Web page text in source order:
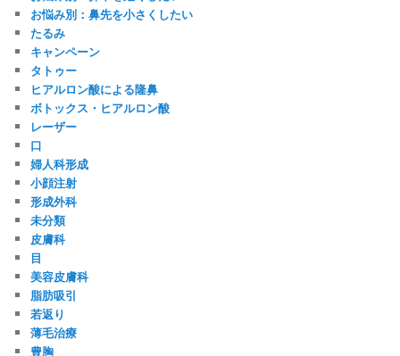
お悩み別：鼻先を小さくしたい
たるみ
キャンペーン
タトゥー
ヒアルロン酸による隆鼻
ボトックス・ヒアルロン酸
レーザー
口
婦人科形成
小顔注射
形成外科
未分類
皮膚科
目
美容皮膚科
脂肪吸引
若返り
薄毛治療
豊胸